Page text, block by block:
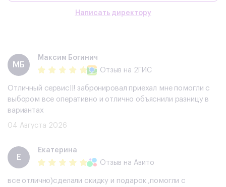
Написать директору
МБ
Максим Богинич
Отзыв на 2ГИС
Отличный сервис!!! забронировал приехал мне помогли с
выбором все оперативно и отлично объяснили разницу в
вариантах
04 Августа 2026
Е
Екатерина
Отзыв на Авито
все отлично)сделали скидку и подарок ,помогли с